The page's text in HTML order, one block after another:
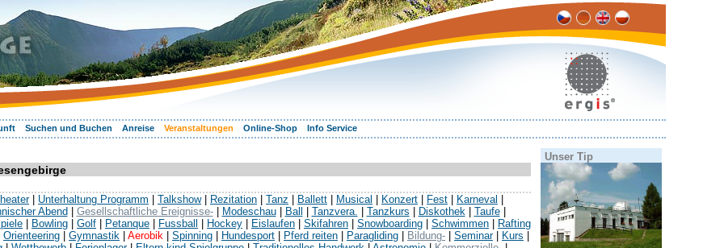
Suchen und Buchen Anreise Veranstaltungen Online-Shop Info Service
| Unterhaltung Programm Talkshow| Rezitation Tanz Ballett Musical Konzert Fest Karneval
Abend Gesellschaftliche Ereignisse-| Modeschau| Ball Tanzvera. Tanzkurs Diskothek| Taufe|
Bowling Golf Petanque Fussball Hockey Eislaufen Skifahren Snowboarding Schwimmen
Rafting
Orienteering Gymnastik Aerobik Spinning Hundesport Pferd reiten Paragliding Bildung- Seminar| Kurs
Unser Tip